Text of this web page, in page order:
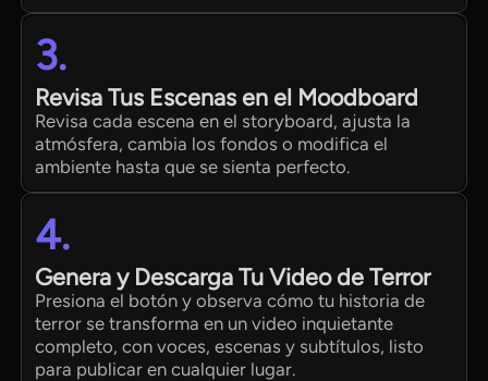
3.
Revisa Tus Escenas en el Moodboard
Revisa cada escena en el storyboard, ajusta la
atmósfera, cambia los fondos o modifica el
ambiente hasta que se sienta perfecto.
4.
Genera y Descarga Tu Video de Terror
Presiona el botón y observa cómo tu historia de
terror se transforma en un video inquietante
completo, con voces, escenas y subtítulos, listo
para publicar en cualquier lugar.